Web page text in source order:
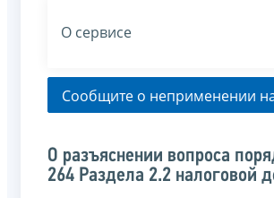
О сервисе
Сообщите о неприменении
О разъяснении вопроса
264 Раздела 2.2 налоговой